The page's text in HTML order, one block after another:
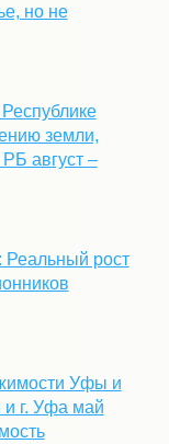
но не
земли,
август –
Реальный рост
Уфы и
и г. Уфа май